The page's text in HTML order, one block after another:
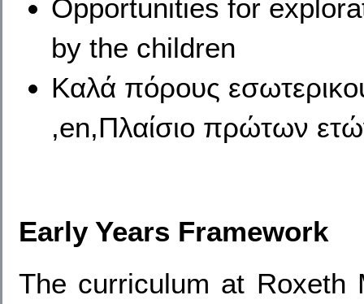
Opportunities for
by the children
Καλά πόρους
,en,Πλαίσιο πρώτων
Early Years Framework
The curriculum at Roxeth